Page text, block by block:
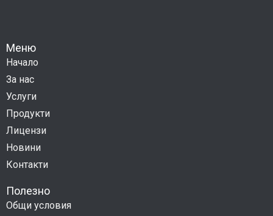
Меню
Начало
За нас
Услуги
Продукти
Лицензи
Новини
Контакти
Полезно
Общи условия